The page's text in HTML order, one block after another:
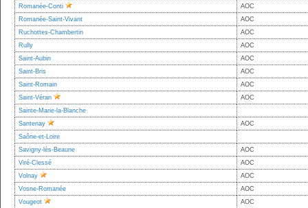
Romanée-Conti
AOC
Romanée-Saint-Vivant
AOC
Ruchottes-Chambertin
AOC
Rully
AOC
Saint-Aubin
AOC
Saint-Bris
AOC
Saint-Romain
AOC
Saint-Véran
AOC
Sainte-Marie-la-Blanche
Santenay
AOC
Saône-et-Loire
Savigny-lès-Beaune
AOC
Viré-Clessé
AOC
Volnay
AOC
Vosne-Romanée
AOC
Vougeot
AOC